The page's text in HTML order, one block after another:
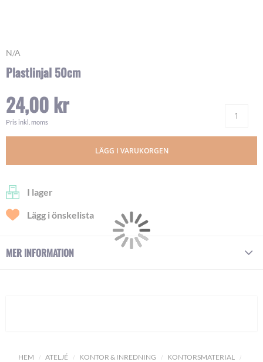
HEM ATELJÉ KONTOR & INREDNING
KONTORSMATERIAL
N/A
Plastlinjal 50cm
24,00 kr
Pris inkl. moms
LÄGG I VARUKORGEN
I lager
Lägg i önskelista
Skip
the
of
the
images
MER INFORMATION